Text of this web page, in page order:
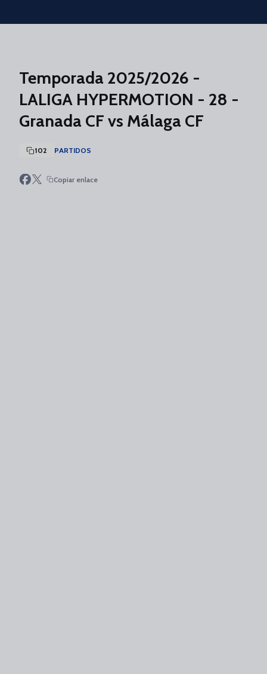
Skip to main content
Temporada 2025/2026 -
LALIGA HYPERMOTION - 28 -
Granada CF vs Málaga CF
102 PARTIDOS
Copiar enlace